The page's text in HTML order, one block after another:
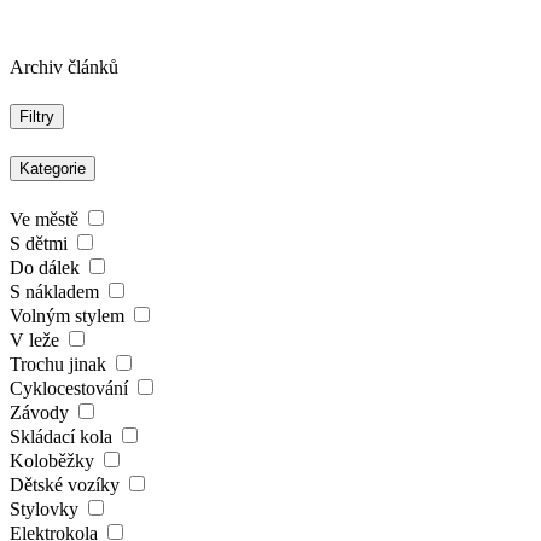
Archiv článků
Filtry
Kategorie
Ve městě
S dětmi
Do dálek
S nákladem
Volným stylem
V leže
Trochu jinak
Cyklocestování
Závody
Skládací kola
Koloběžky
Dětské vozíky
Stylovky
Elektrokola